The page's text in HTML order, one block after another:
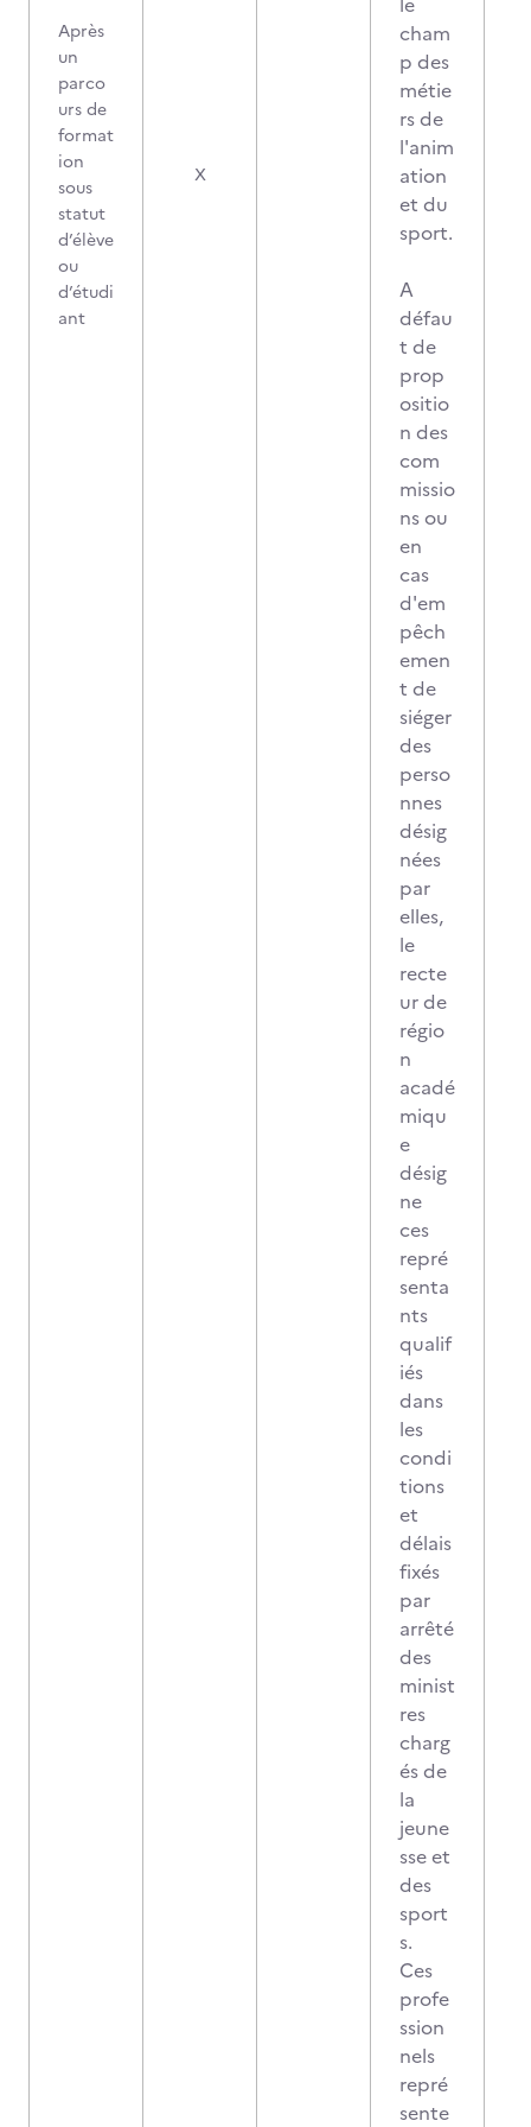
Après
un
parco
urs de
format
ion
sous
statut
d’élève
ou
d’étudi
ant
X
cham
p des
métie
rs de
l'anim
ation
et du
sport.
A
défau
t de
prop
ositio
n des
com
missio
ns ou
en
cas
d'em
pêch
emen
t de
siéger
des
perso
nnes
désig
nées
par
elles,
le
recte
ur de
régio
n
acadé
miqu
e
désig
ne
ces
repré
senta
nts
qualif
iés
dans
les
condi
tions
et
délais
fixés
par
arrêté
des
minist
res
charg
és de
la
jeune
sse et
des
sport
s.
Ces
profe
ssion
nels
repré
sente